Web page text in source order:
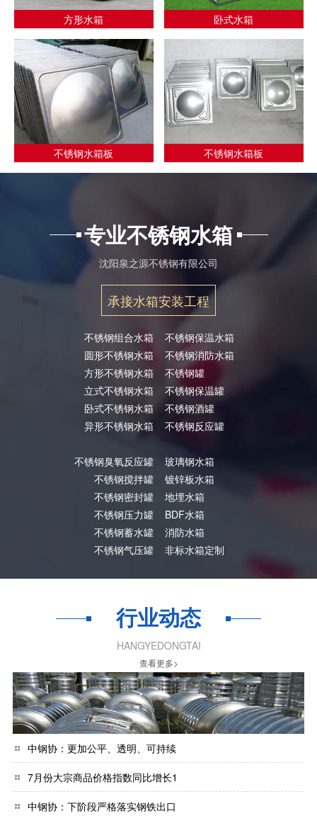
方形水箱 卧式水箱
不锈钢水箱板 不锈钢水箱板
专业不锈钢水箱
沈阳泉之源不锈钢有限公司
承接水箱安装工程
不锈钢组合水箱
圆形不锈钢水箱
方形不锈钢水箱
立式不锈钢水箱
卧式不锈钢水箱
异形不锈钢水箱
不锈钢臭氧反应罐
不锈钢搅拌罐
不锈钢密封罐
不锈钢压力罐
不锈钢蓄水罐
不锈钢气压罐
不锈钢保温水箱
不锈钢消防水箱
不锈钢罐
不锈钢保温罐
不锈钢酒罐
不锈钢反应罐
玻璃钢水箱
镀锌板水箱
地埋水箱
BDF水箱
消防水箱
非标水箱定制
行业动态
HANGYEDONGTAI
查看更多>
中钢协：更加公平、透明、可持续
7月份大宗商品价格指数同比增长1
中钢协：下阶段严格落实钢铁出口